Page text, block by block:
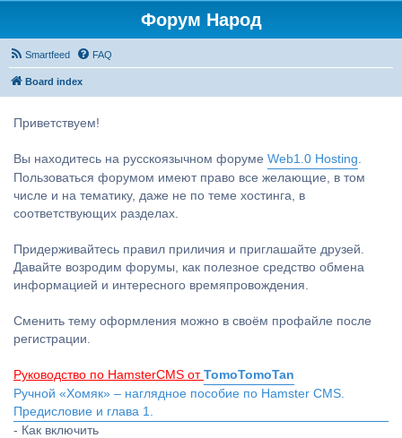
Форум Народ
Smartfeed FAQ
Board index
Приветствуем!
Вы находитесь на русскоязычном форуме Web1.0 Hosting.
Пользоваться форумом имеют право все желающие, в том
числе и на тематику, даже не по теме хостинга, в
соответствующих разделах.
Придерживайтесь правил приличия и приглашайте друзей.
Давайте возродим форумы, как полезное средство обмена
информацией и интересного времяпровождения.
Сменить тему оформления можно в своём профайле после
регистрации.
Руководство по HamsterCMS от TomoTomoTan
Ручной «Хомяк» – наглядное пособие по Hamster CMS.
Предисловие и глава 1.
- Как включить